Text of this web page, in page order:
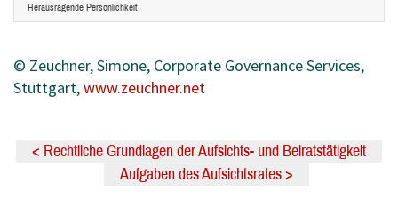
Herausragende Persönlichkeit
© Zeuchner, Simone, Corporate Governance Services,
Stuttgart,www.zeuchner.net
< Rechtliche Grundlagen der Aufsichts- und Beiratstätigkeit
Aufgaben des Aufsichtsrates >